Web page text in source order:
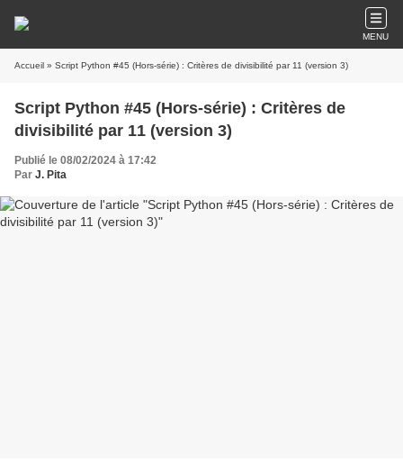
MENU
Accueil » Script Python #45 (Hors-série) : Critères de divisibilité par 11 (version 3)
Script Python #45 (Hors-série) : Critères de
divisibilité par 11 (version 3)
Publié le 08/02/2024 à 17:42
Par J. Pita